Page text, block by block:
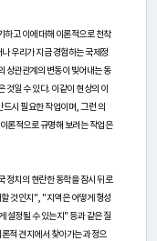
하고 이에 대해 이론적으로 천착
우리가 지금 경험하는 국제정
상관관계의 변동이 빚어내는 동
것일 수 있다. 이같이 현상의 이
시 필요한 작업이며, 그런 의
론적으로 규명해 보려는 작업은
정치의 현란한 동학을 잠시 뒤로
것인지", "지역은 어떻게 형성
설정될 수 있는지" 등과 같은 질
적 견지에서 찾아가는 과정으